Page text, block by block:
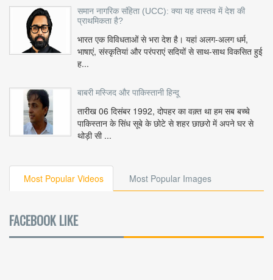
समान नागरिक संहिता (UCC): क्या यह वास्तव में देश की
प्राथमिकता है?
भारत एक विविधताओं से भरा देश है। यहां अलग-अलग धर्म,
भाषाएं, संस्कृतियां और परंपराएं सदियों से साथ-साथ विकसित हुई
ह...
बाबरी मस्जिद और पाकिस्तानी हिन्दू
तारीख 06 दिसंबर 1992, दोपहर का वक़्त था हम सब बच्चे
पाकिस्तान के सिंध सूबे के छोटे से शहर छाछरो में अपने घर से
थोड़ी सी ...
Most Popular Videos Most Popular Images
FACEBOOK LIKE